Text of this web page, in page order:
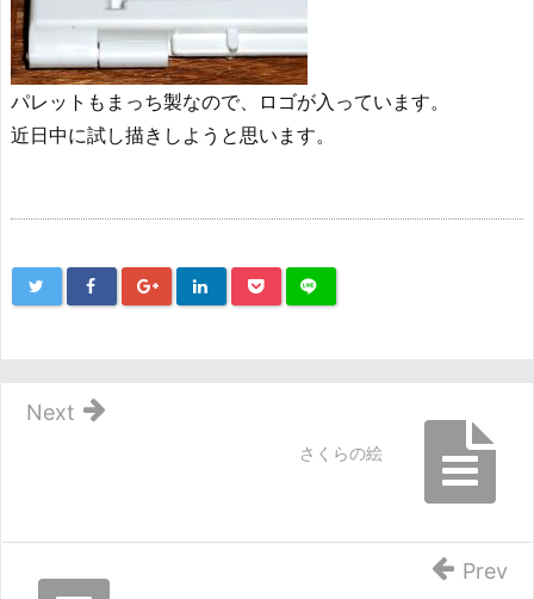
パレットもまっち製なので、ロゴが入っています。
近日中に試し描きしようと思います。
さくらの絵
Next
Prev